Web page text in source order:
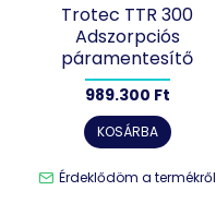
Trotec TTR 300
Adszorpciós
páramentesítő
989.300 Ft
KOSÁRBA
Érdeklődöm a termékről